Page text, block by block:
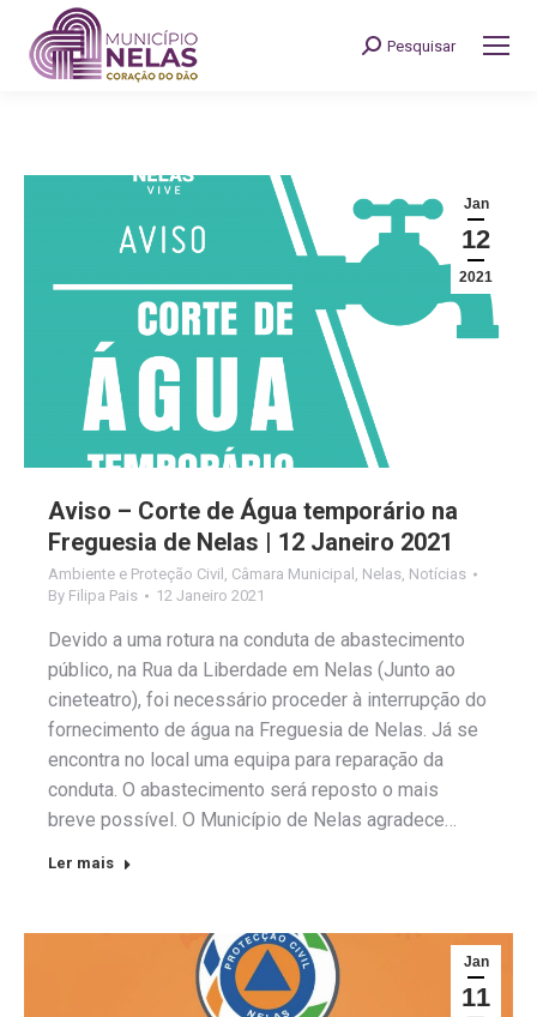
Search:
Pesquisar
Jan
12
2021
Aviso – Corte de Água temporário na
Freguesia de Nelas | 12 Janeiro 2021
Ambiente e Proteção Civil , Câmara Municipal , Nelas, Notícias
By Filipa Pais 12 Janeiro 2021
Devido a uma rotura na conduta de abastecimento
público, na Rua da Liberdade em Nelas (Junto ao
cineteatro), foi necessário proceder à interrupção do
fornecimento de água na Freguesia de Nelas. Já se
encontra no local uma equipa para reparação da
conduta. O abastecimento será reposto o mais
breve possível. O Município de Nelas agradece…
Ler mais
Jan
11